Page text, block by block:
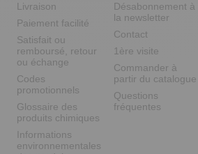
Livraison
Paiement facilité
Satisfait ou
remboursé, retour
ou échange
Codes
promotionnels
Glossaire des
produits chimiques
Informations
environnementales
Désabonnement à
la newsletter
Contact
1ère visite
Commander à
partir du catalogue
Questions
fréquentes